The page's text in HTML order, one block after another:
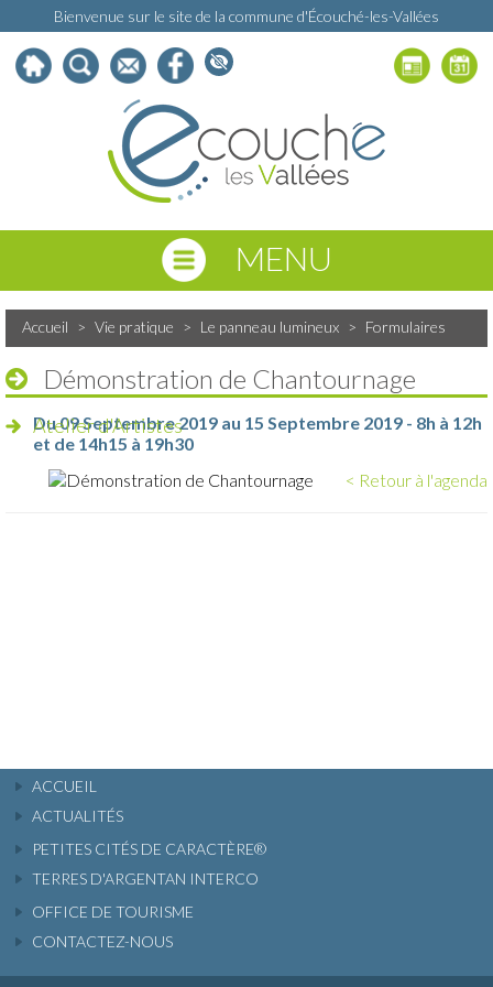
Bienvenue sur le site de la commune d'Écouché-les-Vallées
MENU
Accueil > Vie pratique > Le panneau lumineux > Formulaires
Démonstration de Chantournage
Atelier d'Artistes
Du 09 Septembre 2019 au 15 Septembre 2019 - 8h à 12h
et de 14h15 à 19h30
< Retour à l'agenda
ACCUEIL
ACTUALITÉS
PETITES CITÉS DE CARACTÈRE®
TERRES D'ARGENTAN INTERCO
OFFICE DE TOURISME
CONTACTEZ-NOUS